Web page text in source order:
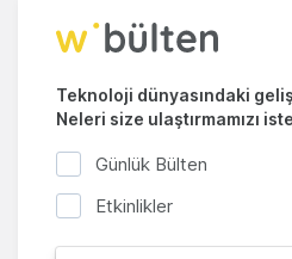
Teknoloji dünyasındaki
Neleri size ulaştırmamızı
Günlük Bülten
Etkinlikler